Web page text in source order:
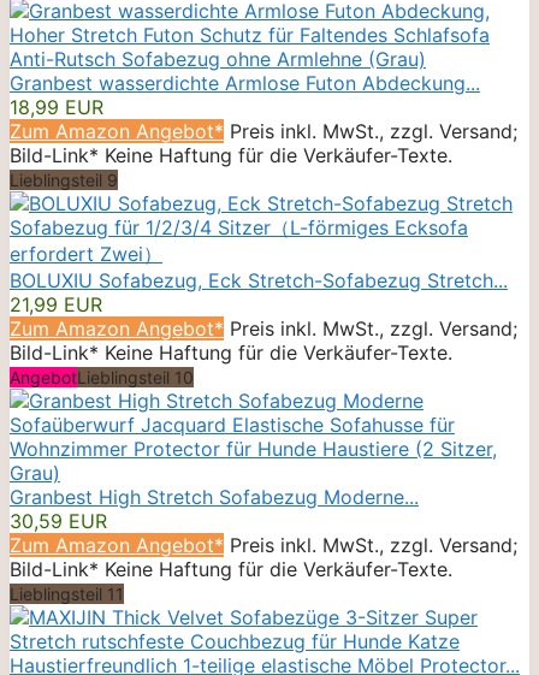
Granbest wasserdichte Armlose Futon Abdeckung...
18,99 EUR
Zum Amazon Angebot* Preis inkl. MwSt., zzgl. Versand;
Bild-Link* Keine Haftung für die Verkäufer-Texte.
Lieblingsteil 9
BOLUXIU Sofabezug, Eck Stretch-Sofabezug Stretch...
21,99 EUR
Zum Amazon Angebot* Preis inkl. MwSt., zzgl. Versand;
Bild-Link* Keine Haftung für die Verkäufer-Texte.
AngebotLieblingsteil 10
Granbest High Stretch Sofabezug Moderne...
30,59 EUR
Zum Amazon Angebot* Preis inkl. MwSt., zzgl. Versand;
Bild-Link* Keine Haftung für die Verkäufer-Texte.
Lieblingsteil 11